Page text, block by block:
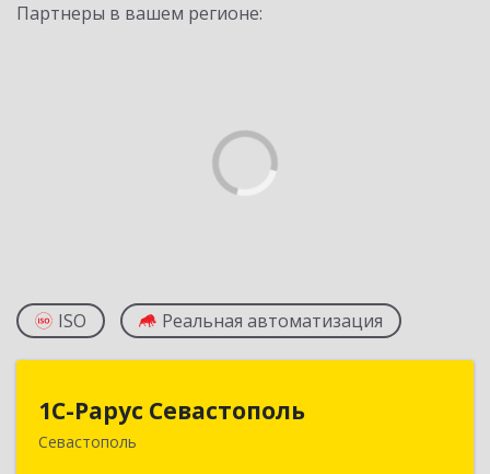
Партнеры в вашем регионе:
ISO Реальная автоматизация
1С-Рарус Севастополь
Севастополь
299011, Севастополь г, Кулакова ул, дом № 58